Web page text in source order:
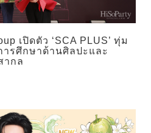
เปิดตัว ‘SCA PLUS’ ทุ่ม
รศึกษาด้านศิลปะและ
ากล